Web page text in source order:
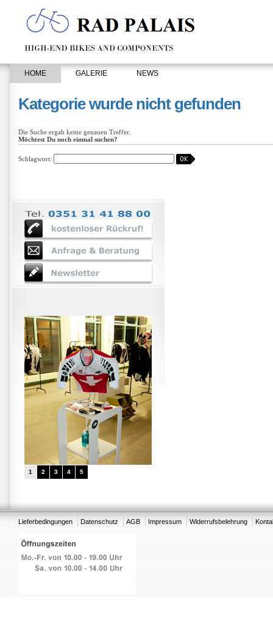
HOME GALERIE NEWS
Kategorie wurde nicht gefunden
Die Suche ergab keine genauen Treffer.
Möchtest Du noch einmal suchen?
Schlagwort:
1 2 3 4 5
Lieferbedingungen Datenschutz AGB Impressum Widerrufsbelehrung